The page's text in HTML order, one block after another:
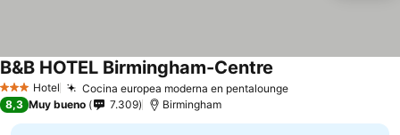
3 Estrellas
Hotel Cocina europea moderna en pentalounge
B&B HOTEL Birmingham-Centre
8,3 Muy bueno 7.309 Birmingham